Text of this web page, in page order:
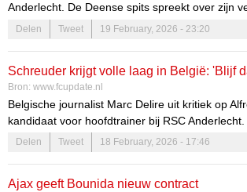
Anderlecht. De Deense spits spreekt over zijn
zijn terugkeer naar de Johan Cruijff ArenA.
voor Sevilla en Hoffenheim.
Delen Tweet 19 February, 2026 - 23:20
Schreuder krijgt volle laag in België: 'Blijf
je niet nodig'
Bron: www.fcupdate.nl
Belgische journalist Marc Delire uit kritiek op
kandidaat voor hoofdtrainer bij RSC
keuze onbegrijpelijk gezien Schreuder's huidige
en zijn verleden bij Ajax.
Delen Tweet 18 February, 2026 - 17:46
Ajax geeft Bounida nieuw contract